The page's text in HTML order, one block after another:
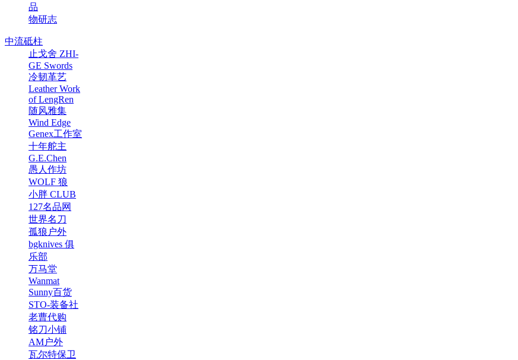
品
物研志
中流砥柱
止戈舍 ZHI-
GE Swords
冷韧革艺
Leather Work
of LengRen
随风雅集
Wind Edge
Genex工作室
十年舵主
G.E.Chen
愚人作坊
WOLF 狼
小胖 CLUB
127名品网
世界名刀
孤狼户外
bgknives 俱
乐部
万马堂
Wanmat
Sunny百货
STO-装备社
老曹代购
铭刀小铺
AM户外
瓦尔特保卫